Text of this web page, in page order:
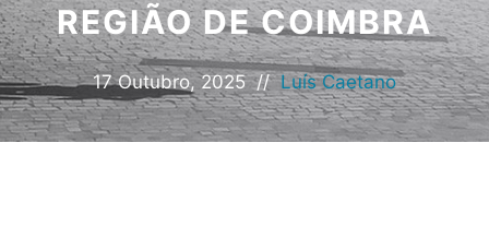
REGIÃO DE COIMBRA
17 Outubro, 2025 // Luís Caetano